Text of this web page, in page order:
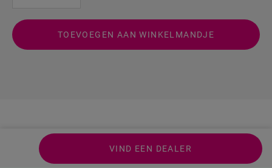
TOEVOEGEN AAN WINKELMANDJE
VIND EEN DEALER